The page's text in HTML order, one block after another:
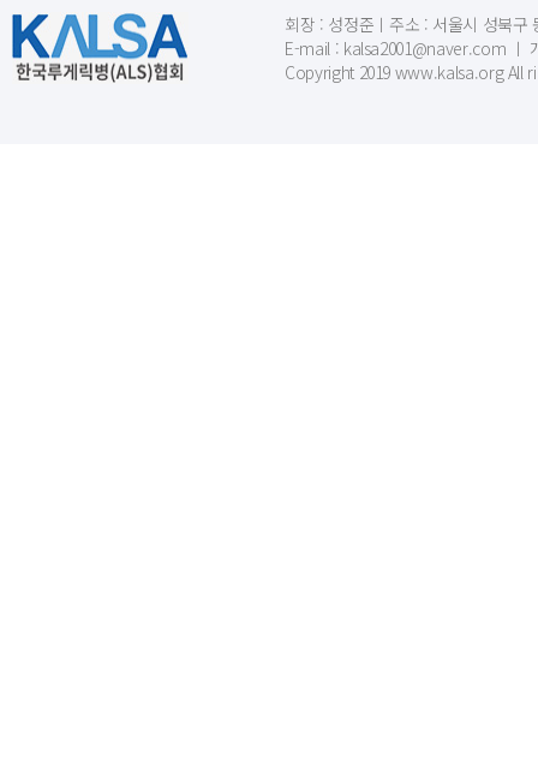
회장 : 성정준ㅣ주소 : 서울시 성북구
E-mail : kalsa2001@naver.com ㅣ
Copyright 2019 www.kalsa.org All